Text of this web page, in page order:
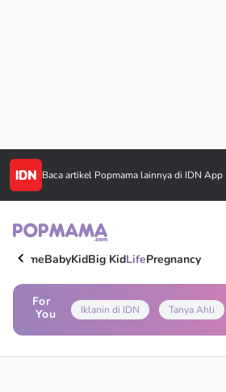
Baca artikel Popmama lainnya di IDN App
HomeBabyKidBig KidLifePregnancy
For
You
Iklanin di IDN Tanya Ahli